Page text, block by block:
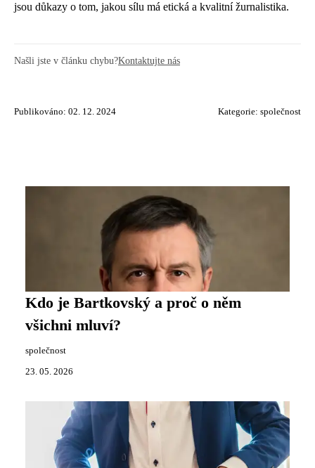
jsou důkazy o tom, jakou sílu má etická a kvalitní žurnalistika.
Našli jste v článku chybu?Kontaktujte nás
Publikováno: 02. 12. 2024 Kategorie: společnost
Kdo je Bartkovský a proč o něm
všichni mluví?
společnost
23. 05. 2026